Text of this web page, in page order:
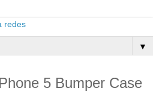
▼
5 Bumper Case